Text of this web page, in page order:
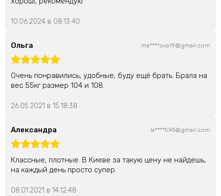
10.06.2024 в 08:13:40
Ольга ma****ova19@gmail.com
Очень понравились, удобные, буду ещё брать. Брала на
вес 55кг размер 104 и 108.
26.05.2021 в 15:18:38
Александра la****5.95@gmail.com
Классные, плотные. В Киеве за такую цену не найдешь,
на каждый день просто супер.
08.01.2021 в 14:12:48